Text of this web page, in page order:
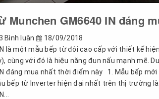
Munchen GM6640 IN đáng
Bình luận
18/09/2018
là một mẫu bếp từ đôi cao cấp với thiết kế
cùng với đó là hiệu năng đun nấu mạnh mẽ.
đáng mua nhất thời điểm này 1. Mẫu bếp
bếp từ Inverter hiện đại nhất trên thị trường